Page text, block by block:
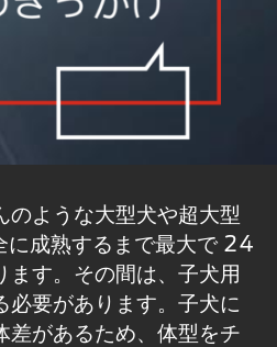
のような大型犬や超大型
に成熟するまで最大で 24
ます。その間は、子犬用
必要があります。子犬に
差があるため、体型をチ